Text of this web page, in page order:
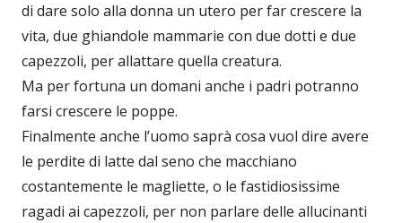
di dare solo alla donna un utero per far crescere la
vita, due ghiandole mammarie con due dotti e due
capezzoli, per allattare quella creatura.
Ma per fortuna un domani anche i padri potranno
farsi crescere le poppe.
Finalmente anche l’uomo saprà cosa vuol dire avere
le perdite di latte dal seno che macchiano
costantemente le magliette, o le fastidiosissime
ragadi ai capezzoli, per non parlare delle allucinanti